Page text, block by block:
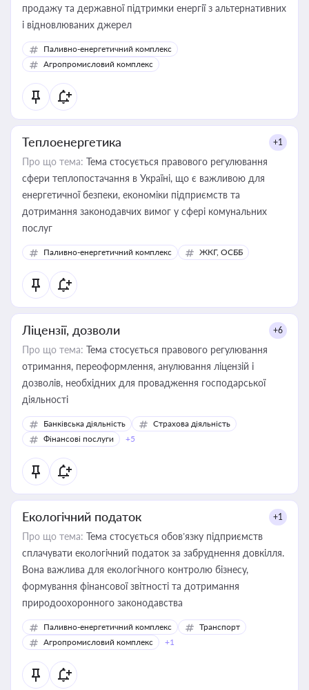
продажу та державної підтримки енергії з альтернативних
і відновлюваних джерел
Паливно-енергетичний комплекс
Агропромисловий комплекс
Теплоенергетика +1
Про що тема: Тема стосується правового регулювання
сфери теплопостачання в Україні, що є важливою для
енергетичної безпеки, економіки підприємств та
дотримання законодавчих вимог у сфері комунальних
послуг
Паливно-енергетичний комплекс ЖКГ, ОСББ
Ліцензії, дозволи +6
Про що тема: Тема стосується правового регулювання
отримання, переоформлення, анулювання ліцензій і
дозволів, необхідних для провадження господарської
діяльності
Банківська діяльність
Страхова діяльність
Фінансові послуги
+5
Екологічний податок +1
Про що тема: Тема стосується обов’язку підприємств
сплачувати екологічний податок за забруднення довкілля.
Вона важлива для екологічного контролю бізнесу,
формування фінансової звітності та дотримання
природоохоронного законодавства
Паливно-енергетичний комплекс
Транспорт
Агропромисловий комплекс
+1